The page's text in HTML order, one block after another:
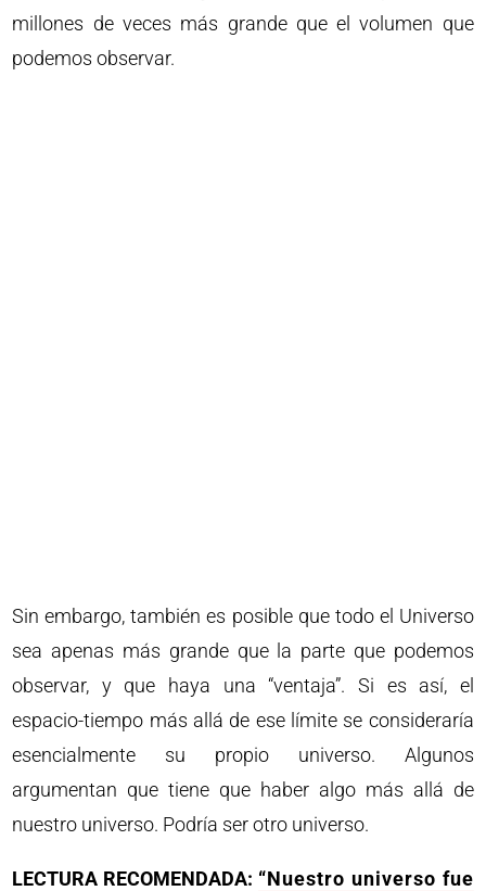
millones de veces más grande que el volumen que
podemos observar.
Sin embargo, también es posible que todo el Universo
sea apenas más grande que la parte que podemos
observar, y que haya una “ventaja”. Si es así, el
espacio-tiempo más allá de ese límite se consideraría
esencialmente su propio universo. Algunos
argumentan que tiene que haber algo más allá de
nuestro universo. Podría ser otro universo.
LECTURA RECOMENDADA: “Nuestro universo fue